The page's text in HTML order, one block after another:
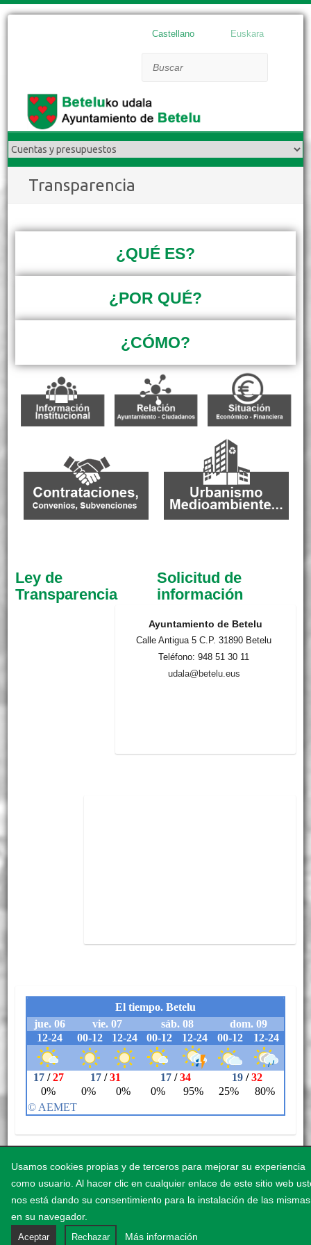
Castellano Euskara
Transparencia
Usamos cookies propias y de terceros para mejorar su experiencia
como usuario. Al hacer clic en cualquier enlace de este sitio web
nos está dando su consentimiento para la instalación de las mismas
en su navegador.
Aceptar Rechazar Más información
¿QUÉ ES?
¿POR QUÉ?
¿CÓMO?
Ley de
Transparencia
Solicitud de
información
Ayuntamiento de Betelu
Calle Antigua 5 C.P. 31890 Betelu
Teléfono: 948 51 30 11
udala@betelu.eus
Aviso legal Accesibilidad Política de cookies
Política de privacidad